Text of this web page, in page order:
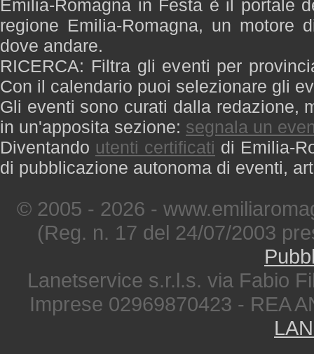
Emilia-Romagna in Festa è il portale
regione Emilia-Romagna, un motore
dove andare.
RICERCA: Filtra gli eventi per
Con il calendario puoi selezionare gli
Gli eventi sono curati dalla redazione,
in un'apposita sezione: segnala un
Diventando utenti certificati di Emilia-
di pubblicazione autonoma di eventi,
© 2005 - 2026 -
(Reg. n. 17 del 24/07/2003
Lanetservice s.r.l.s. via Fabio
Imprese 02969870423 - REA